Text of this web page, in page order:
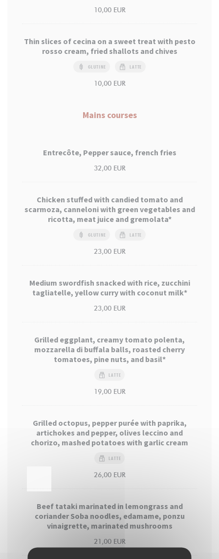
10,00 EUR
Thin slices of cecina on a sweet treat with pesto
rosso cream, fried shallots and chives
GLUTINE LATTE
10,00 EUR
Mains courses
Entrecôte, Pepper sauce, french fries
32,00 EUR
Chicken stuffed with candied tomato and
scarmoza, canneloni with green vegetables and
ricotta, meat juice and gremolata*
GLUTINE LATTE
23,00 EUR
Medium swordfish snacked with rice, zucchini
tagliatelle, yellow curry with coconut milk*
23,00 EUR
Grilled eggplant, creamy tomato polenta,
mozzarella di buffala balls, roasted cherry
tomatoes, pine nuts, and basil*
LATTE
19,00 EUR
Grilled octopus, pepper purée with paprika,
artichokes and pepper, olives leccino and
chorizo, mashed potatoes with garlic cream
LATTE
26,00 EUR
Beef tataki marinated in lemongrass and
coriander Soba noodles, edamame, ponzu
vinaigrette, marinated mushrooms
21,00 EUR